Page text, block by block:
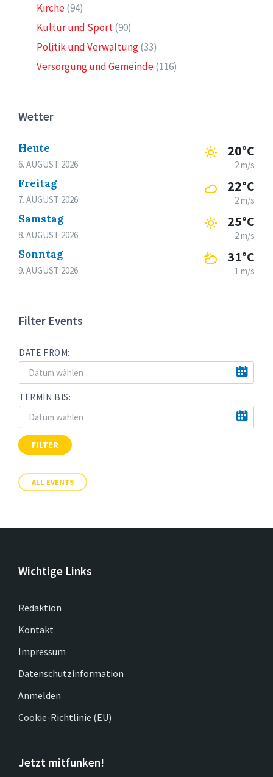
Kirche(94)
Kultur und Sport(90)
Politik und Verwaltung(33)
Versorgung und Gemeinde(116)
Wetter
Heute
6. AUGUST 2026
20°C
2 m/s
Freitag
7. AUGUST 2026
22°C
2 m/s
Samstag
8. AUGUST 2026
25°C
2 m/s
Sonntag
9. AUGUST 2026
31°C
1 m/s
Filter Events
DATE FROM:
TERMIN BIS:
FILTER
ALL EVENTS
Wichtige Links
Redaktion
Kontakt
Impressum
Datenschutzinformation
Anmelden
Cookie-Richtlinie (EU)
Jetzt mitfunken!